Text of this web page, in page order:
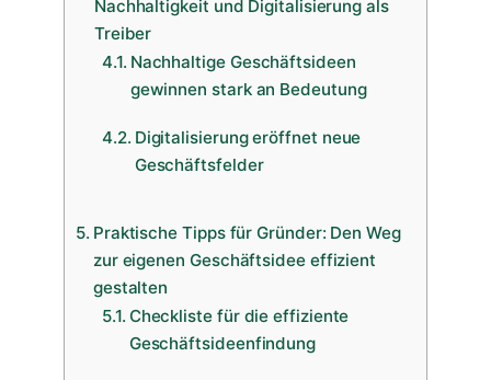
Nachhaltigkeit und Digitalisierung als
Treiber
Nachhaltige Geschäftsideen
gewinnen stark an Bedeutung
Digitalisierung eröffnet neue
Geschäftsfelder
Praktische Tipps für Gründer: Den Weg
zur eigenen Geschäftsidee effizient
gestalten
Checkliste für die effiziente
Geschäftsideenfindung